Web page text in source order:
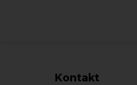
Kontakt